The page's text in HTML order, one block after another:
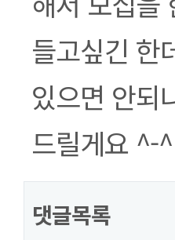
들고싶긴 한
있으면 안되
드릴게요 ^-^
댓글목록